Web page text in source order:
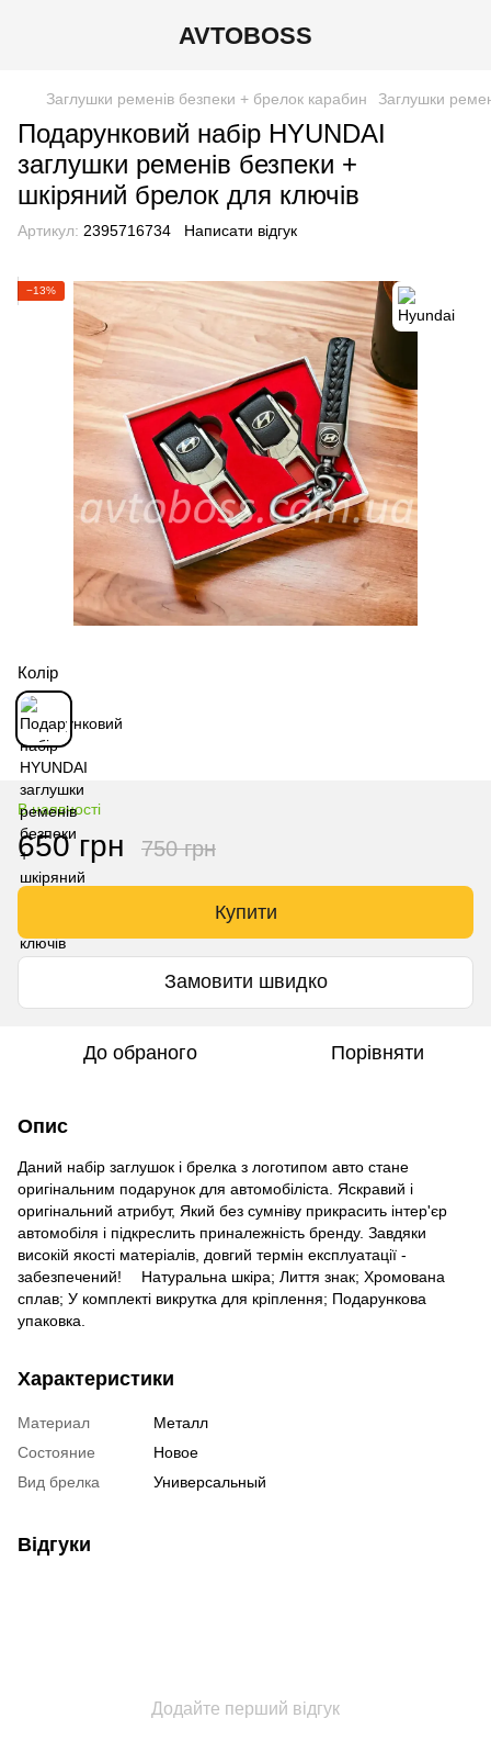
AVTOBOSS
Заглушки ременів безпеки + брелок карабин Заглушки
Подарунковий набір HYUNDAI
заглушки ременів безпеки +
шкіряний брелок для ключів
Артикул: 2395716734 Написати відгук
−13%
Колір
В наявності
650 грн 750 грн
Купити
Замовити швидко
До обраного Порівняти
Опис
Даний набір заглушок і брелка з логотипом авто стане
оригінальним подарунок для автомобіліста. Яскравий і
оригінальний атрибут, Який без сумніву прикрасить інтер'єр
автомобіля і підкреслить приналежність бренду. Завдяки
високій якості матеріалів, довгий термін експлуатації -
забезпечений! ⠀ Натуральна шкіра; Лиття знак; Хромована
сплав; У комплекті викрутка для кріплення; Подарункова
упаковка.
Характеристики
Материал
Металл
Состояние
Новое
Вид брелка
Универсальный
Відгуки
Додайте перший відгук